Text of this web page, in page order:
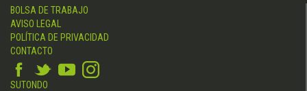
BOLSA DE TRABAJO
AVISO LEGAL
POLÍTICA DE PRIVACIDAD
CONTACTO
SUTONDO